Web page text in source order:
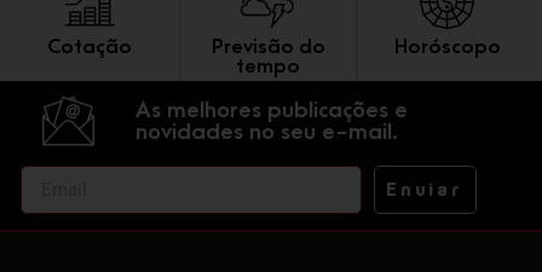
Cotação
Previsão do
tempo
Horóscopo
As melhores publicações e
novidades no seu e-mail.
Enviar